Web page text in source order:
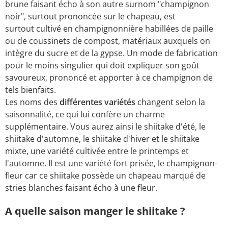
brune faisant écho à son autre surnom "champignon
noir", surtout prononcée sur le chapeau, est
surtout cultivé en champignonnière habillées de paille
ou de coussinets de compost, matériaux auxquels on
intègre du sucre et de la gypse. Un mode de fabrication
pour le moins singulier qui doit expliquer son goût
savoureux, prononcé et apporter à ce champignon de
tels bienfaits.
Les noms des différentes variétés changent selon la
saisonnalité, ce qui lui confère un charme
supplémentaire. Vous aurez ainsi le shiitake d'été, le
shiitake d'automne, le shiitake d'hiver et le shiitake
mixte, une variété cultivée entre le printemps et
l'automne. Il est une variété fort prisée, le champignon-
fleur car ce shiitake possède un chapeau marqué de
stries blanches faisant écho à une fleur.
A quelle saison manger le shiitake ?